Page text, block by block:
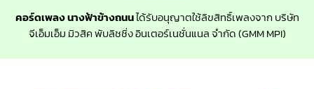
คอร์ดเพลง นางฟ้าข้างถนนได้รับอนุญาตใช้ลิขสิทธิ์เพลงจาก บริษัท
จีเอ็มเอ็ม มิวสิค พับลิชชิ่ง อินเตอร์เนชั่นแนล จำกัด (GMM MPI)